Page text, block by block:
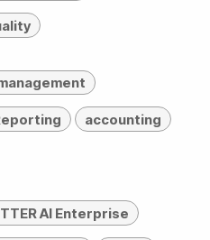
accounting
AI Enterprise